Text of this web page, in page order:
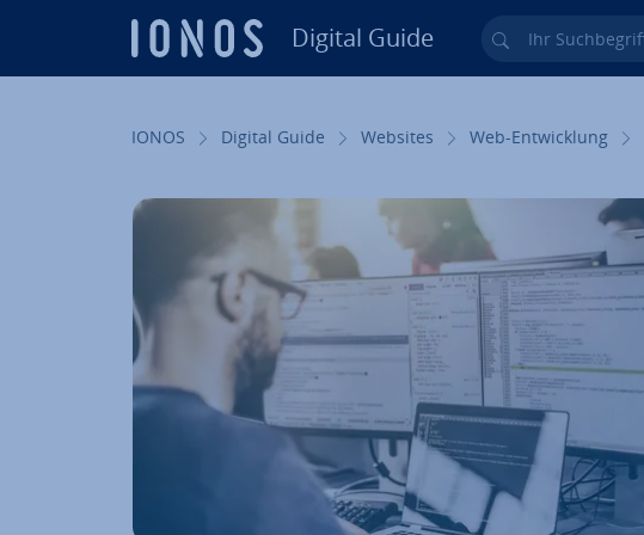
Digital Guide Ihr Such­be­griff
IONOS Digital Guide Websites Web-Ent­wick­lung